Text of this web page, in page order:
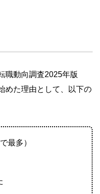
職動向調査2025年版
めた理由として、以下の
最多）